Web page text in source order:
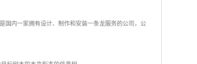
国内一家拥有设计、制作和安装一条龙服务的公司，公